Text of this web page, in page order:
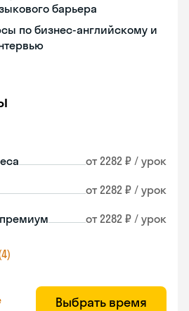
барьера
по бизнес-английскому и
от 2282 ₽ / урок
от 2282 ₽ / урок
от 2282 ₽ / урок
Выбрать время